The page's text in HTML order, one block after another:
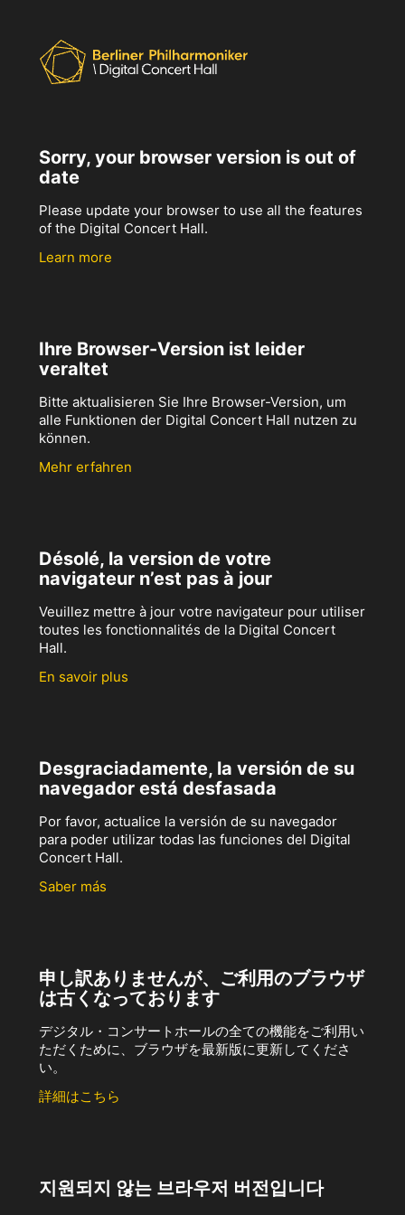
Sorry, your browser version is out of
date
Please update your browser to use all the features
of the Digital Concert Hall.
Learn more
Ihre Browser-Version ist leider
veraltet
Bitte aktualisieren Sie Ihre Browser-Version, um
alle Funktionen der Digital Concert Hall nutzen zu
können.
Mehr erfahren
Désolé, la version de votre
navigateur n’est pas à jour
Veuillez mettre à jour votre navigateur pour utiliser
toutes les fonctionnalités de la Digital Concert
Hall.
En savoir plus
Desgraciadamente, la versión de su
navegador está desfasada
Por favor, actualice la versión de su navegador
para poder utilizar todas las funciones del Digital
Concert Hall.
Saber más
申し訳ありませんが、ご利用のブラウザ
は古くなっております
デジタル・コンサートホールの全ての機能をご利用い
ただくために、ブラウザを最新版に更新してくださ
い。
詳細はこちら
지원되지 않는 브라우저 버전입니다